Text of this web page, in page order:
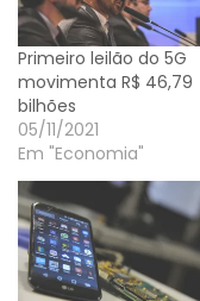
Primeiro leilão do 5G
movimenta R$ 46,79
bilhões
05/11/2021
Em "Economia"